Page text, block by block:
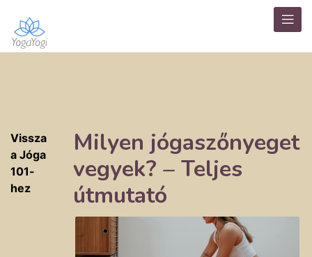
Vissza
a Jóga
101-
hez
Milyen jógaszőnyeget
vegyek? – Teljes
útmutató